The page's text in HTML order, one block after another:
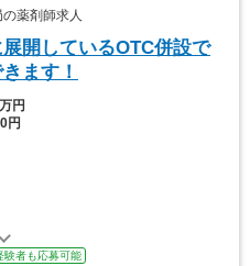
薬剤師求人
開しているOTC併設で
ます！
円
円
験者も応募可能